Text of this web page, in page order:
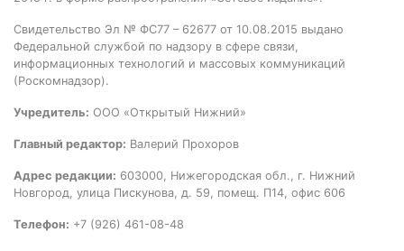
Свидетельство Эл № ФС77 – 62677 от 10.08.2015 выдано
Федеральной службой по надзору в сфере связи,
информационных технологий и массовых коммуникаций
(Роскомнадзор).
Учредитель: ООО «Открытый Нижний»
Главный редактор: Валерий Прохоров
Адрес редакции: 603000, Нижегородская обл., г. Нижний
Новгород, улица Пискунова, д. 59, помещ. П14, офис 606
Телефон: +7 (926) 461-08-48